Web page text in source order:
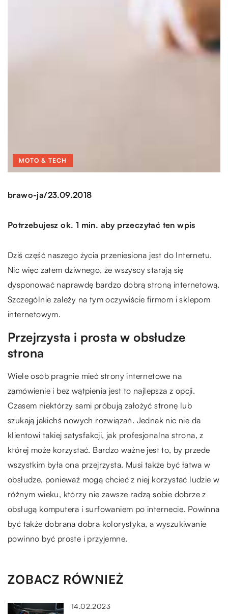
MOTO & TECH
brawo-ja/23.09.2018
Potrzebujesz ok. 1 min. aby przeczytać ten wpis
Dziś część naszego życia przeniesiona jest do Internetu.
Nic więc zatem dziwnego, że wszyscy starają się
dysponować naprawdę bardzo dobrą stroną internetową.
Szczególnie zależy na tym oczywiście firmom i sklepom
internetowym.
Przejrzysta i prosta w obsłudze
strona
Wiele osób pragnie mieć strony internetowe na
zamówienie i bez wątpienia jest to najlepsza z opcji.
Czasem niektórzy sami próbują założyć stronę lub
szukają jakichś nowych rozwiązań. Jednak nic nie da
klientowi takiej satysfakcji, jak profesjonalna strona, z
której może korzystać. Bardzo ważne jest to, by przede
wszystkim była ona przejrzysta. Musi także być łatwa w
obsłudze, ponieważ mogą chcieć z niej korzystać ludzie w
różnym wieku, którzy nie zawsze radzą sobie dobrze z
obsługą komputera i surfowaniem po internecie. Powinna
być także dobrana dobra kolorystyka, a wyszukiwanie
powinno być proste i przyjemne.
ZOBACZ RÓWNIEŻ
14.02.2023